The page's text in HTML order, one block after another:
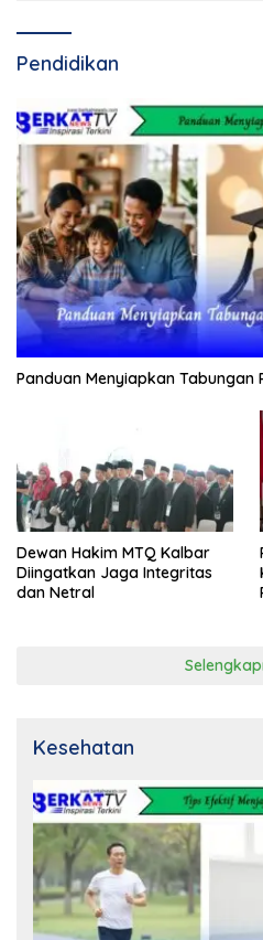
Pendidikan
Panduan Menyiapkan Tabungan
Dewan Hakim MTQ Kalbar
Diingatkan Jaga Integritas
dan Netral
Kesehatan